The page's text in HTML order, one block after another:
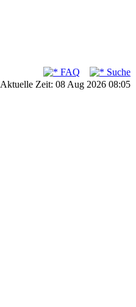
FAQ
Suche
Aktuelle Zeit: 08 Aug 2026 08:05